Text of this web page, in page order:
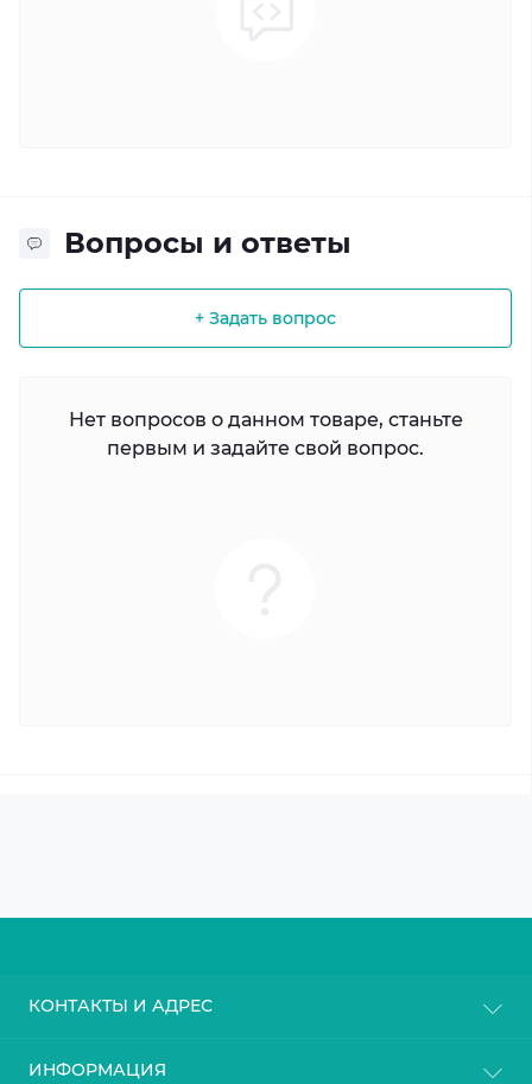
Вопросы и ответы
+ Задать вопрос
Нет вопросов о данном товаре, станьте
первым и задайте свой вопрос.
КОНТАКТЫ И АДРЕС
ИНФОРМАЦИЯ